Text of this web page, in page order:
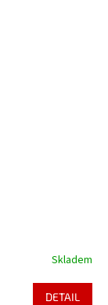
Skladem
DETAIL